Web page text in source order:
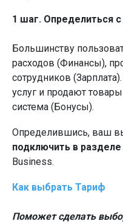
1 шаг. Определиться
Большинству
расходов (Финансы),
сотрудников
услуг и продают
система (Бонусы).
Определившись, ваш
подключить в
Business.
Как выбрать Тариф
Поможет сделать